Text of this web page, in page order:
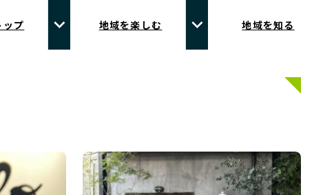
ップ 地域を楽しむ 地域を知る